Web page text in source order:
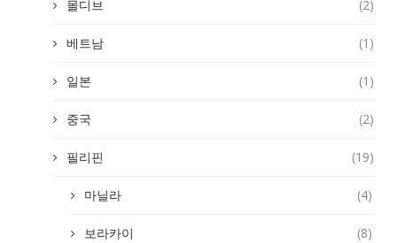
몰디브 (2)
베트남 (1)
일본 (1)
중국 (2)
필리핀 (19)
마닐라 (4)
보라카이 (8)